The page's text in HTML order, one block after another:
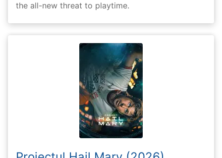
the all-new threat to playtime.